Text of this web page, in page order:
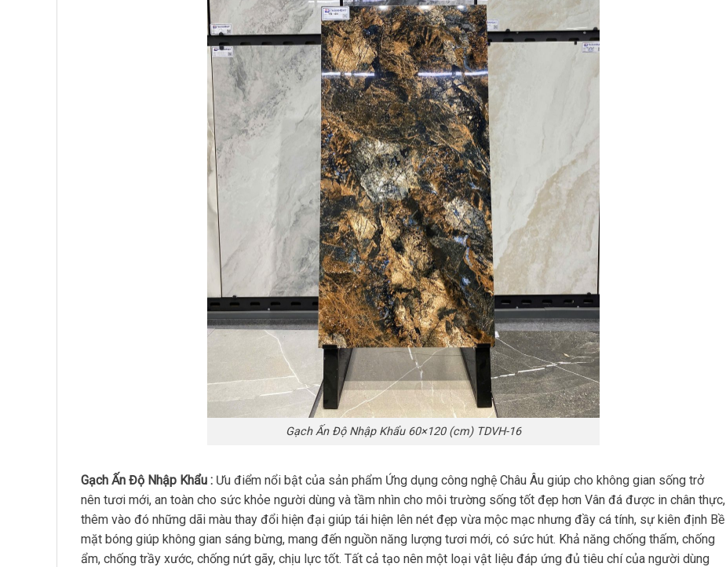
Gạch Ấn Độ Nhập Khẩu 60×120 (cm) TDVH-16
Gạch Ấn Độ Nhập Khẩu : Ưu điểm nổi bật của sản phẩm Ứng dụng công nghệ Châu Âu giúp cho không gian sống trở
nên tươi mới, an toàn cho sức khỏe người dùng và tầm nhìn cho môi trường sống tốt đẹp hơn Vân đá được in chân thực,
thêm vào đó những dãi màu thay đổi hiện đại giúp tái hiện lên nét đẹp vừa mộc mạc nhưng đầy cá tính, sự kiên định Bề
mặt bóng giúp không gian sáng bừng, mang đến nguồn năng lượng tươi mới, có sức hút. Khả năng chống thấm, chống
ẩm, chống trầy xước, chống nứt gãy, chịu lực tốt. Tất cả tạo nên một loại vật liệu đáp ứng đủ tiêu chí của người dùng